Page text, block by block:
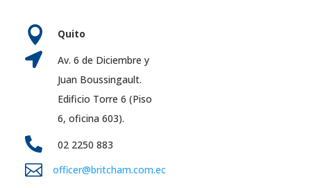
 Quito

Av. 6 de Diciembre y
Juan Boussingault.
Edificio Torre 6 (Piso
6, oficina 603).
 02 2250 883

officer@britcham.com.ec